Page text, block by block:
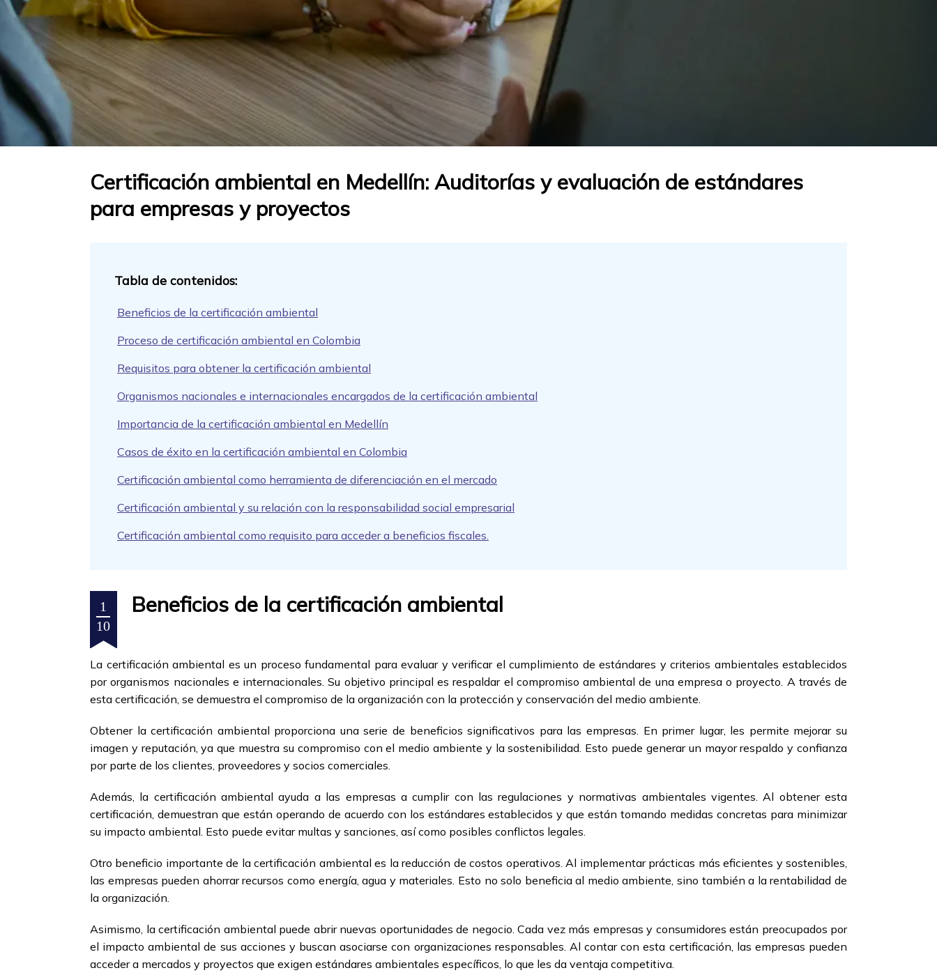
Certificación ambiental en Medellín: Auditorías y evaluación de estándares
para empresas y proyectos
Beneficios de la certificación ambiental
Proceso de certificación ambiental en Colombia
Requisitos para obtener la certificación ambiental
Organismos nacionales e internacionales encargados de la certificación ambiental
Importancia de la certificación ambiental en Medellín
Casos de éxito en la certificación ambiental en Colombia
Certificación ambiental como herramienta de diferenciación en el mercado
Certificación ambiental y su relación con la responsabilidad social empresarial
Certificación ambiental como requisito para acceder a beneficios fiscales.
1
10
Beneficios de la certificación ambiental
La certificación ambiental es un proceso fundamental para evaluar y verificar el cumplimiento de estándares y criterios ambientales establecidos
por organismos nacionales e internacionales. Su objetivo principal es respaldar el compromiso ambiental de una empresa o proyecto. A través de
esta certificación, se demuestra el compromiso de la organización con la protección y conservación del medio ambiente.
Obtener la certificación ambiental proporciona una serie de beneficios significativos para las empresas. En primer lugar, les permite mejorar su
imagen y reputación, ya que muestra su compromiso con el medio ambiente y la sostenibilidad. Esto puede generar un mayor respaldo y confianza
por parte de los clientes, proveedores y socios comerciales.
Además, la certificación ambiental ayuda a las empresas a cumplir con las regulaciones y normativas ambientales vigentes. Al obtener esta
certificación, demuestran que están operando de acuerdo con los estándares establecidos y que están tomando medidas concretas para minimizar
su impacto ambiental. Esto puede evitar multas y sanciones, así como posibles conflictos legales.
Otro beneficio importante de la certificación ambiental es la reducción de costos operativos. Al implementar prácticas más eficientes y sostenibles,
las empresas pueden ahorrar recursos como energía, agua y materiales. Esto no solo beneficia al medio ambiente, sino también a la rentabilidad de
la organización.
Asimismo, la certificación ambiental puede abrir nuevas oportunidades de negocio. Cada vez más empresas y consumidores están preocupados por
el impacto ambiental de sus acciones y buscan asociarse con organizaciones responsables. Al contar con esta certificación, las empresas pueden
acceder a mercados y proyectos que exigen estándares ambientales específicos, lo que les da ventaja competitiva.